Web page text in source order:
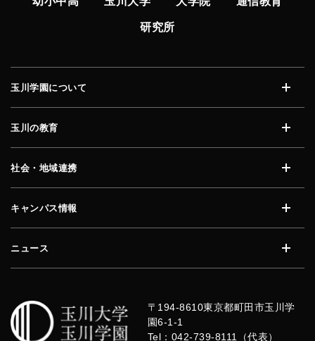
研究所
玉川学園について
玉川の教育
社会・地域連携
キャンパス情報
ニュース
〒194-8610東京都町田市玉川学
園6-1-1
Tel：042-739-8111（代表）